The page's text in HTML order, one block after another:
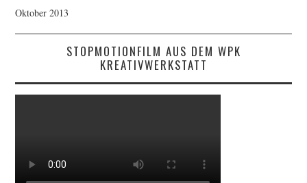
Oktober 2013
STOPMOTIONFILM AUS DEM WPK
KREATIVWERKSTATT